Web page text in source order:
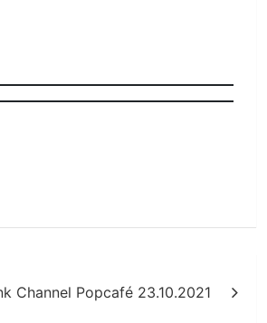
Channel Popcafé 23.10.2021